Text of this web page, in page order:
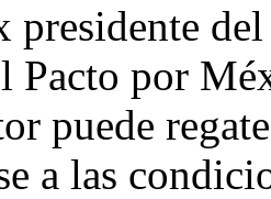
presidente
Pacto por
puede
a las